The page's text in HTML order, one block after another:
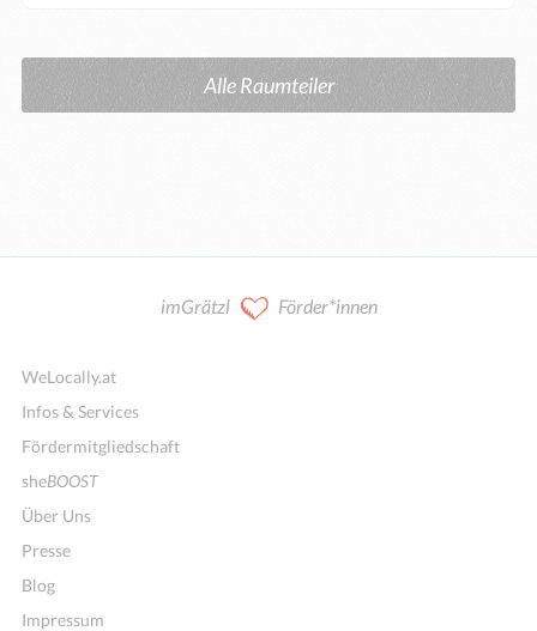
Alle Raumteiler
imGrätzl Förder*innen
WeLocally.at
Infos & Services
Fördermitgliedschaft
sheBOOST
Über Uns
Presse
Blog
Impressum